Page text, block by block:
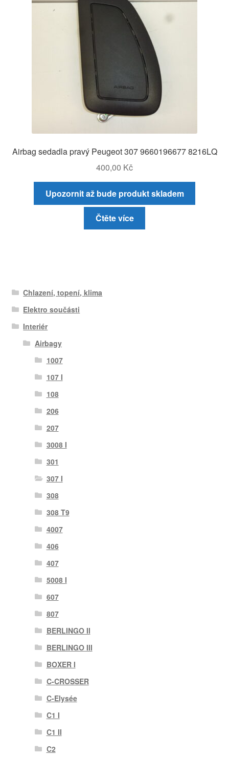
Airbag sedadla pravý Peugeot 307 9660196677 8216LQ
400,00 Kč
Upozornit až bude produkt skladem
Čtěte více
Chlazení, topení, klima
Elektro součásti
Interiér
Airbagy
1007
107 I
108
206
207
3008 I
301
307 I
308
308 T9
4007
406
407
5008 I
607
807
BERLINGO II
BERLINGO III
BOXER I
C-CROSSER
C-Elysée
C1 I
C1 II
C2